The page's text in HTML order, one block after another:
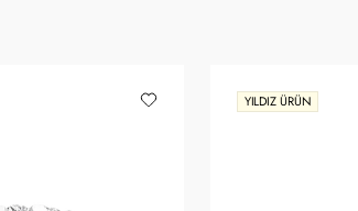
YILDIZ ÜRÜN